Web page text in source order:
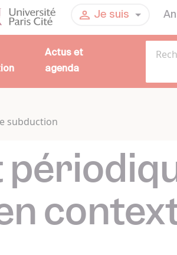
Je suis
Actus et
agenda
subduction